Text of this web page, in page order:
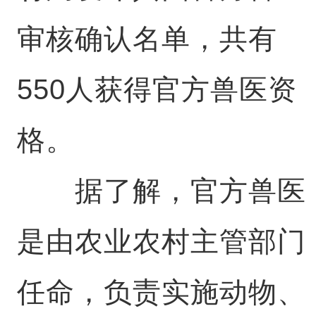
审核确认名单，共有
550人获得官方兽医资
格。
据了解，官方兽医
是由农业农村主管部门
任命，负责实施动物、